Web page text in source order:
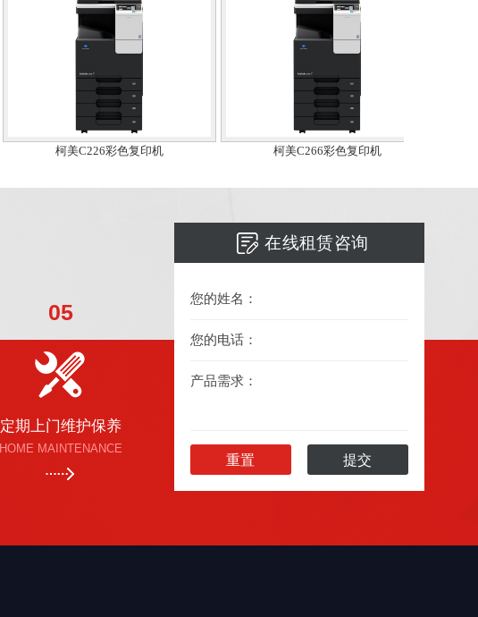
柯美C226彩色复印机 柯美C266彩色复印机
05
定期上门维护保养
HOME MAINTENANCE
在线租赁咨询
您的姓名：
您的电话：
产品需求：